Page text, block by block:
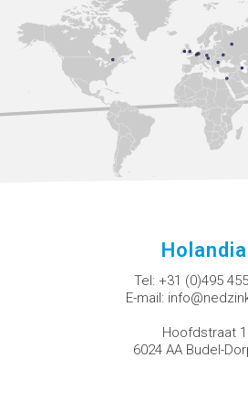
Holandia
Tel: +31 (0)495
E-mail:
Hoofdstraat 1
6024 AA Budel-